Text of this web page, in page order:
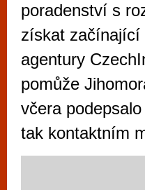
poradenství s
získat začínající
agentury
pomůže
včera
tak kontaktním
Mimo jiné je ale
vyzkoušet různé
metropoli
po moderní
příležitostné